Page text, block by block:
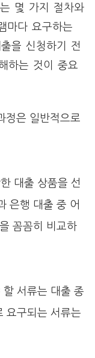
몇 가지 절차와
마다 요구하는
을 신청하기 전
하는 것이 중요
정은 일반적으로
대출 상품을 선
은행 대출 중 어
꼼꼼히 비교하
서류는 대출 종
요구되는 서류는